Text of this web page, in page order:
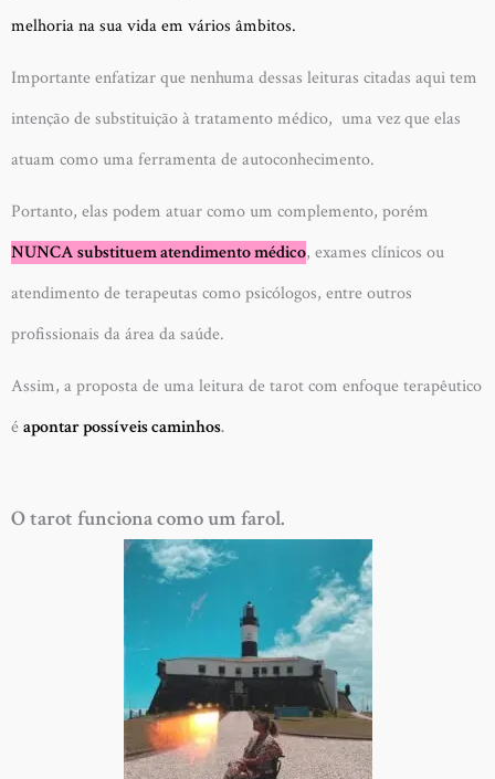
melhoria na sua vida em vários âmbitos.
Importante enfatizar que nenhuma dessas leituras citadas aqui tem
intenção de substituição à tratamento médico, uma vez que elas
atuam como uma ferramenta de autoconhecimento.
Portanto, elas podem atuar como um complemento, porém
NUNCA substituem atendimento médico, exames clínicos ou
atendimento de terapeutas como psicólogos, entre outros
profissionais da área da saúde.
Assim, a proposta de uma leitura de tarot com enfoque terapêutico
éapontar possíveis caminhos.
O tarot funciona como um farol.